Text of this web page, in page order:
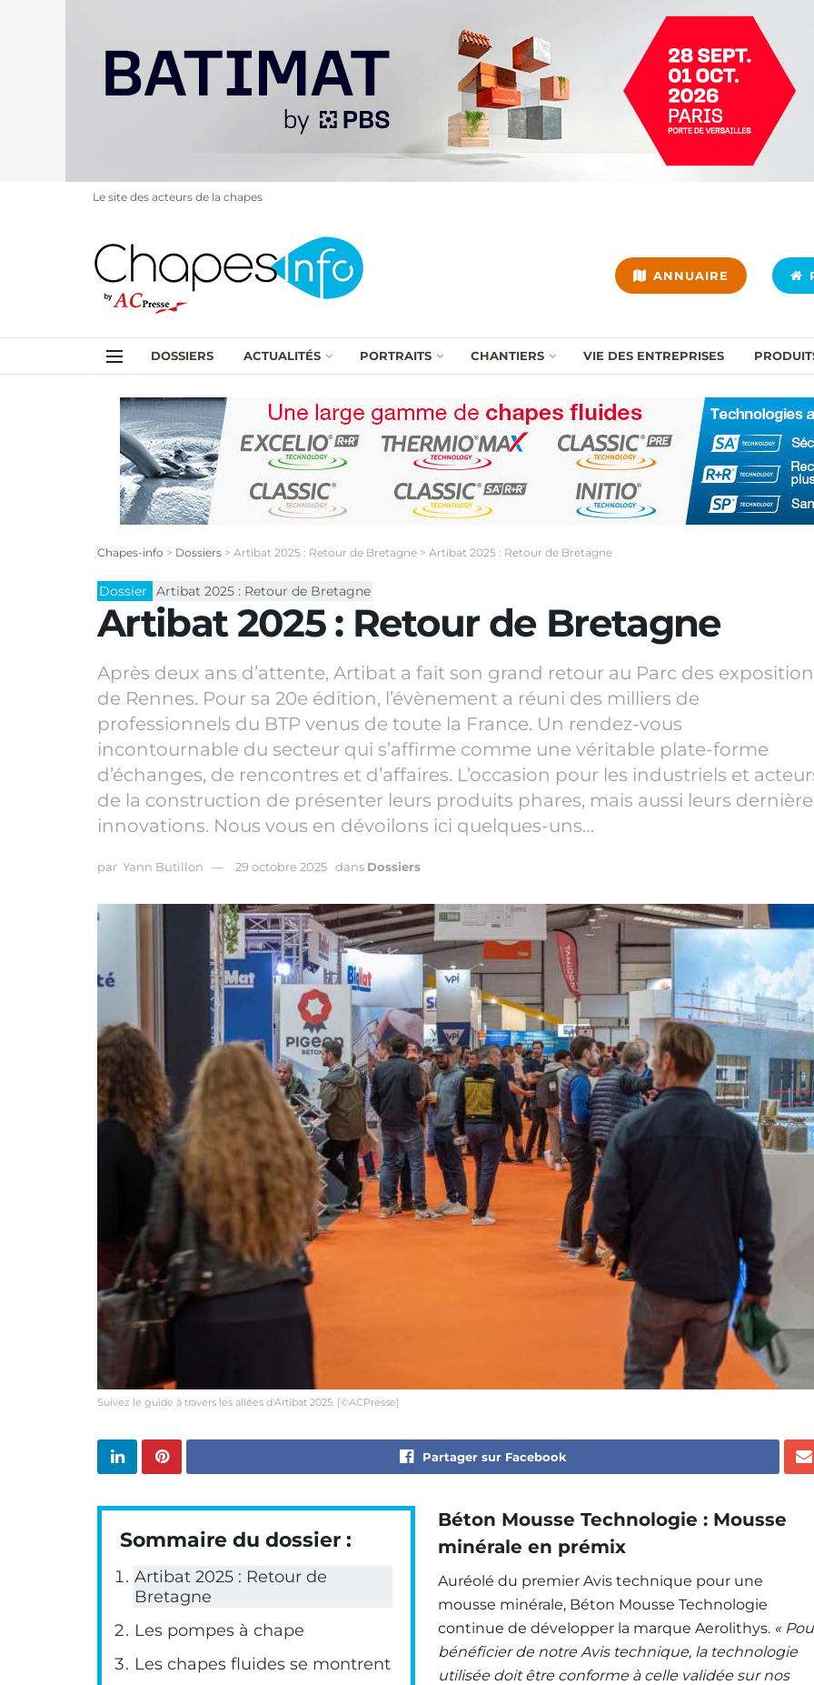
Le site des acteurs de la chapes
ANNUAIRE
DOSSIERS ACTUALITÉS PORTRAITS CHANTIERS VIE DES ENTREPRISES
Chapes-info > Dossiers > Artibat 2025 : Retour de Bretagne > Artibat 2025 : Retour de Bretagne
Dossier Artibat 2025 : Retour de Bretagne
Artibat 2025 : Retour de Bretagne
Après deux ans d’attente, Artibat a fait son grand retour au Parc des
de Rennes. Pour sa 20e édition, l’évènement a réuni des milliers de
professionnels du BTP venus de toute la France. Un rendez-vous
incontournable du secteur qui s’affirme comme une véritable plate-forme
d’échanges, de rencontres et d’affaires. L’occasion pour les industriels et
de la construction de présenter leurs produits phares, mais aussi leurs
innovations. Nous vous en dévoilons ici quelques-uns…
par Yann Butillon 29 octobre 2025 dans Dossiers
Suivez le guide à travers les allées d'Artibat 2025. [©ACPresse]
Partager sur Facebook
Sommaire du dossier :
Artibat 2025 : Retour de
Bretagne
Les pompes à chape
Les chapes fluides se montrent
Béton Mousse Technologie : Mousse
minérale en prémix
Auréolé du premier Avis technique pour une
mousse minérale, Béton Mousse Technologie
continue de développer la marque Aerolithys. «
bénéficier de notre Avis technique, la technologie
utilisée doit être conforme à celle validée sur nos